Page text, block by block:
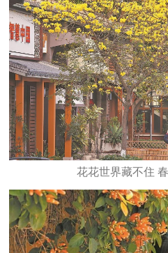
花花世界藏不住